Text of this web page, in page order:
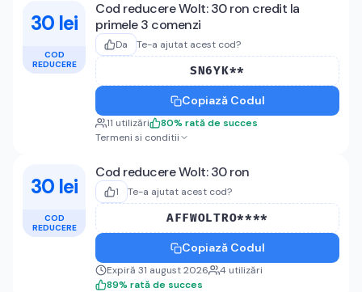
30 lei
COD
REDUCERE
Cod reducere Wolt: 30 ron credit la
primele 3 comenzi
Da Te-a ajutat acest cod?
SN6YK**
Copiază Codul
11 utilizări 80% rată de succes
Termeni si conditii
30 lei
COD
REDUCERE
Cod reducere Wolt: 30 ron
1 Te-a ajutat acest cod?
AFFWOLTRO****
Copiază Codul
Expiră 31 august 2026 4 utilizări
89% rată de succes